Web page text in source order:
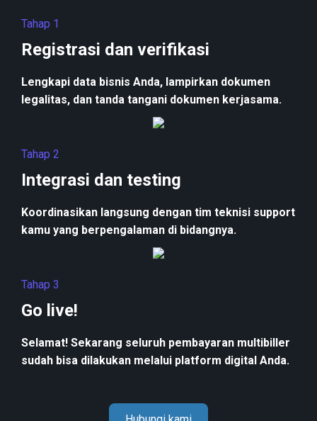
Tahap 1
Registrasi dan verifikasi
Lengkapi data bisnis Anda, lampirkan dokumen
legalitas, dan tanda tangani dokumen kerjasama.
Tahap 2
Integrasi dan testing
Koordinasikan langsung dengan tim teknisi support
kamu yang berpengalaman di bidangnya.
Tahap 3
Go live!
Selamat! Sekarang seluruh pembayaran multibiller
sudah bisa dilakukan melalui platform digital Anda.